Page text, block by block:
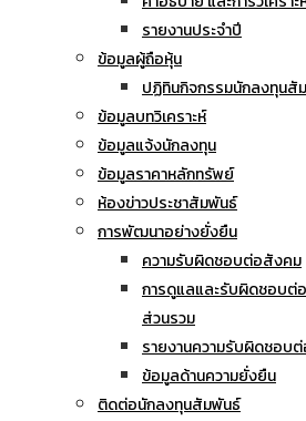
รายงานประจำปี
ข้อมูลผู้ถือหุ้น
ปฏิทินกิจกรรมนักลงทุนสั
ข้อมูลบทวิเคราะห์
ข้อมูลแจ้งนักลงทุน
ข้อมูลราคาหลักทรัพย์
ห้องข่าวประชาสัมพันธ์
การพัฒนาอย่างยั่งยืน
ความรับผิดชอบต่อสังคม
การดูแลและรับผิดชอบต่
ส่วนรวม
รายงานความรับผิดชอบ
ข้อมูลด้านความยั่งยืน
ติดต่อนักลงทุนสัมพันธ์